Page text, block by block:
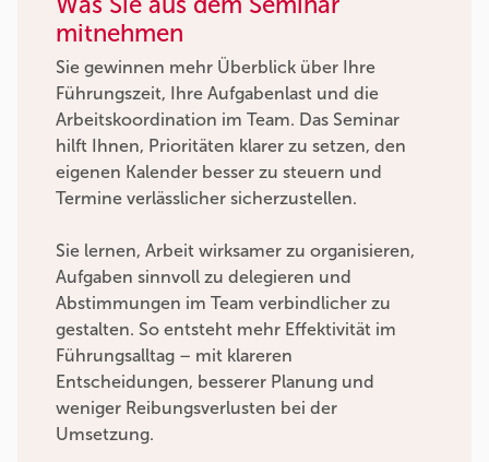
mitnehmen
Sie gewinnen mehr Überblick über Ihre
Führungszeit, Ihre Aufgabenlast und die
Arbeitskoordination im Team. Das Seminar
hilft Ihnen, Prioritäten klarer zu setzen, den
eigenen Kalender besser zu steuern und
Termine verlässlicher sicherzustellen.
Sie lernen, Arbeit wirksamer zu organisieren,
Aufgaben sinnvoll zu delegieren und
Abstimmungen im Team verbindlicher zu
gestalten. So entsteht mehr Effektivität im
Führungsalltag – mit klareren
Entscheidungen, besserer Planung und
weniger Reibungsverlusten bei der
Umsetzung.